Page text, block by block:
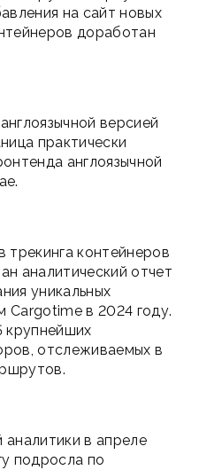
на сайт новых
доработан
версией
практически
англоязычной
трекинга контейнеров
аналитический отчет
уникальных
Cargotime в 2024 году.
крупнейших
отслеживаемых в
в апреле
подросла по